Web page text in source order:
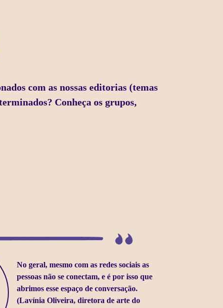
com as nossas editorias (temas
Conheça os grupos,
No geral, mesmo com as redes sociais as
pessoas não se conectam, e é por isso que
abrimos esse espaço de conversação.
(Lavínia Oliveira, diretora de arte do